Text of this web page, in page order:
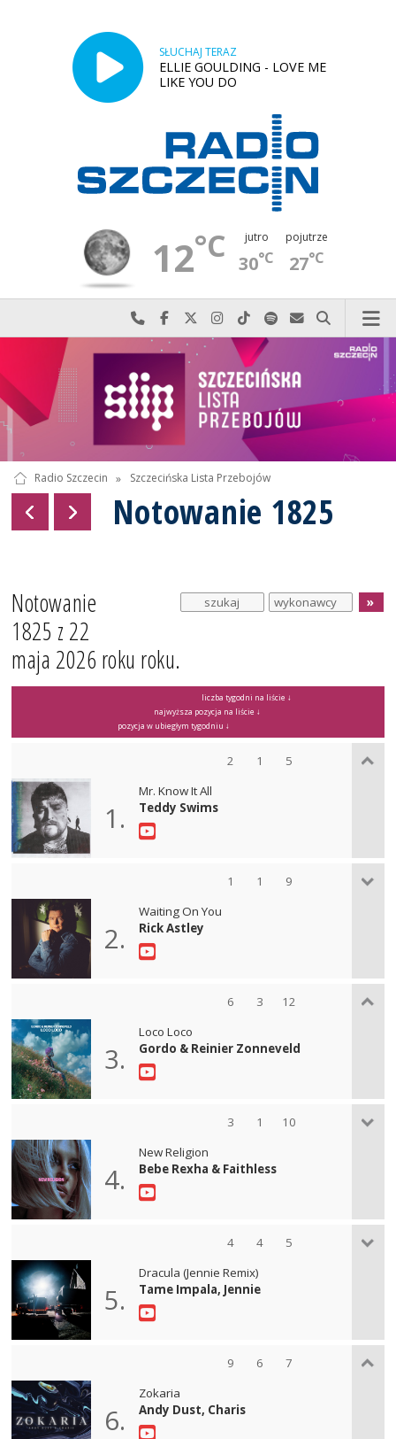
SŁUCHAJ TERAZ
ELLIE GOULDING - LOVE ME
LIKE YOU DO
12°C jutro
30°C
pojutrze
27°C
Najlepiej po prostu do nas zadzwoń
Odwiedź nas na Facebook-u
Odwiedź nas na X
Odwiedź nas na Instagram-ie
Odwiedź nas na TikTok-u
Szukaj nas na Spotify
Wyślij do nas
Szukaj
Radio Szczecin » Szczecińska Lista Przebojów
Notowanie 1825
Notowanie
1825 z 22
maja 2026 roku roku.
liczba tygodni na liście ↓
najwyższa pozycja na liście ↓
pozycja w ubiegłym tygodniu ↓
2 1 5
1.
Mr. Know It All
Teddy Swims
1 1 9
2.
Waiting On You
Rick Astley
6 3 12
3.
Loco Loco
Gordo & Reinier Zonneveld
3 1 10
4.
New Religion
Bebe Rexha & Faithless
4 4 5
5.
Dracula (Jennie Remix)
Tame Impala, Jennie
9 6 7
6.
Zokaria
Andy Dust, Charis